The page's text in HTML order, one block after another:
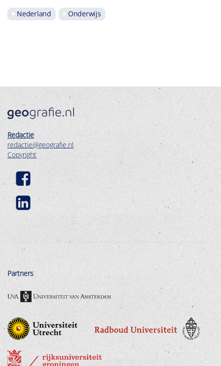
Nederland Onderwijs
Redactie
redactie@geografie.nl
Copyright
Partners